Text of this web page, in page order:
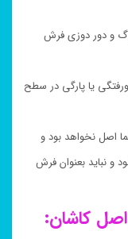
و دور دوزی فرش
یا پارگی در سطح
اصل نخواهد بود و
و نباید بعنوان فرش
کاشان: